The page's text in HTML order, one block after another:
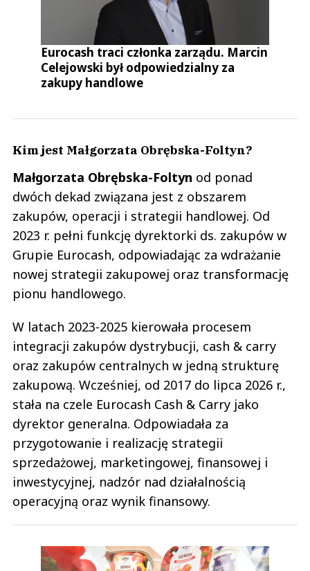
Eurocash traci członka zarządu. Marcin
Celejowski był odpowiedzialny za
zakupy handlowe
Kim jest Małgorzata Obrębska-Foltyn?
Małgorzata Obrębska-Foltyn od ponad
dwóch dekad związana jest z obszarem
zakupów, operacji i strategii handlowej. Od
2023 r. pełni funkcję dyrektorki ds. zakupów w
Grupie Eurocash, odpowiadając za wdrażanie
nowej strategii zakupowej oraz transformację
pionu handlowego.
W latach 2023-2025 kierowała procesem
integracji zakupów dystrybucji, cash & carry
oraz zakupów centralnych w jedną strukturę
zakupową. Wcześniej, od 2017 do lipca 2026 r.,
stała na czele Eurocash Cash & Carry jako
dyrektor generalna. Odpowiadała za
przygotowanie i realizację strategii
sprzedażowej, marketingowej, finansowej i
inwestycyjnej, nadzór nad działalnością
operacyjną oraz wynik finansowy.